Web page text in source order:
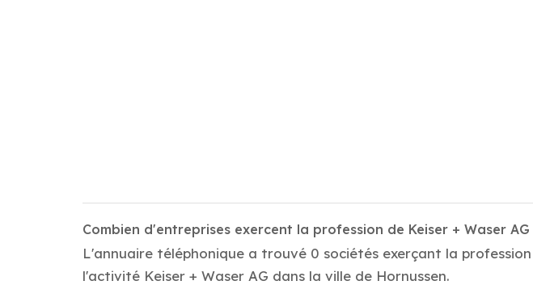
Combien d'entreprises exercent la profession de Keiser + Waser AG
L'annuaire téléphonique a trouvé 0 sociétés exerçant la
l'activité Keiser + Waser AG dans la ville de Hornussen.